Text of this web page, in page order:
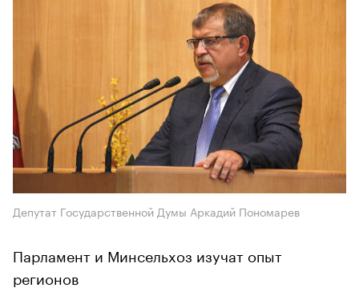
Депутат Государственной Думы Аркадий Пономарев
Парламент и Минсельхоз изучат опыт
регионов